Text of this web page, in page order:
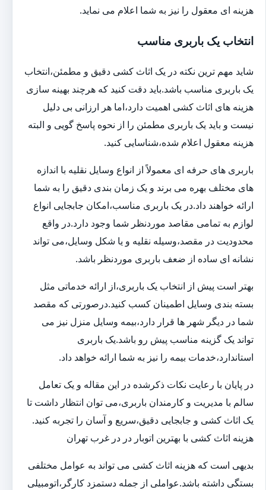
هزینه ای معقول را نیز به شما اعلام می نماید.
انتخاب یک باربری مناسب
شاید مهم ترین نکته در یک اثاث کشی دقیق و مطمئن،انتخاب
یک باربری مناسب باشد.باید دقت کنید که هرچند بهینه سازی
هزینه های اثاث کشی اهمیت دارد،اما هر ارزانی بی دلیل
نیست و باید یک باربری مطمئن را از نحوه پاسخ گویی و البته
هزینه معقول اعلام شده،شناسایی کنید.
باربری های حرفه ای معمولاً از انواع وسایل نقلیه با اندازه
های مختلف بهره می برند و یک زمان بندی دقیق را به شما
ارائه خواهند داد.در یک باربری مناسب،امکان جابجایی انواع
لوازم به تمامی مقاصد موردنظر شما وجود دارد.در واقع
محدودیت در مقصد،وسیله نقلیه و یا شکل وسایل،می تواند
نشانه ای ساده از ضعف باربری موردنظر باشد.
بهتر است پیش از انتخاب یک باربری،از ارائه خدماتی مثل
بسته بندی وسایل اطمینان کسب کنید.درصورتی که مقصد
شما در دیگر شهر ها قرار دارد،بیمه وسایل منزل نیز می
تواند یک گزینه مناسب پیش رو باشد.یک باربری
استاندارد،خدمات بیمه را نیز به شما ارائه خواهد داد.
در پایان با رعایت نکات ذکرشده در این مقاله و یک تعامل
سالم با مدیریت و کارمندان باربری،می توان انتظار داشت تا
یک اثاث کشی و جابجایی دقیق،سریع و آسان را تجربه کنید.
هزینه اثاث کشی با بهترین اتوبار در در غرب تهران
بدیهی است که هزینه اثاث کشی می تواند به عوامل مختلفی
بستگی داشته باشد.عواملی از جمله دستمزد کارگر،اتومبیلی